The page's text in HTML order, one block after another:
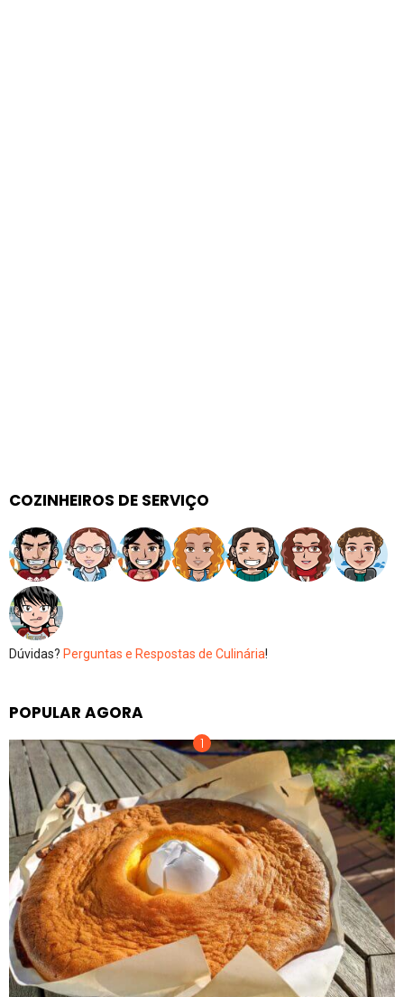
COZINHEIROS DE SERVIÇO
Dúvidas? Perguntas e Respostas de Culinária!
POPULAR AGORA